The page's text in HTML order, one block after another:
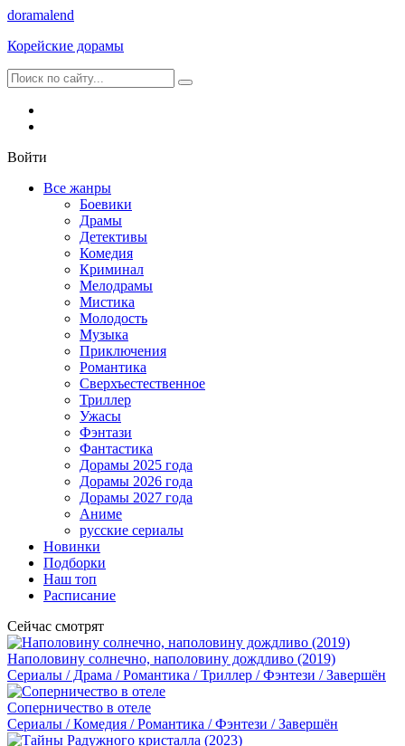
doramalend
Корейские дорамы
Войти
Все жанры
Боевики
Драмы
Детективы
Комедия
Криминал
Мелодрамы
Мистика
Молодость
Музыка
Приключения
Романтика
Сверхъестественное
Триллер
Ужасы
Фэнтази
Фантастика
Дорамы 2025 года
Дорамы 2026 года
Дорамы 2027 года
Аниме
русские сериалы
Новинки
Подборки
Наш топ
Расписание
Сейчас смотрят
Наполовину солнечно, наполовину дождливо (2019)
Сериалы / Драма / Романтика / Триллер / Фэнтези / Завершён
Соперничество в отеле
Сериалы / Комедия / Романтика / Фэнтези / Завершён